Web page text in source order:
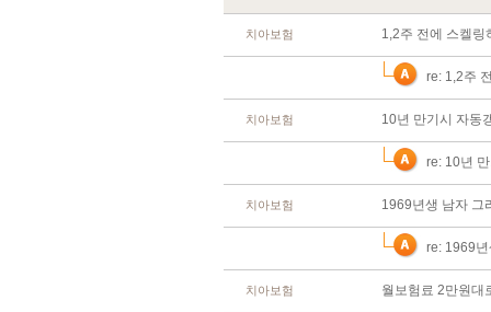
치아보험 1,2주 전에 스켈링
re: 1,2주
치아보험 10년 만기시 자동
re: 10년
치아보험 1969년생 남자 그
re: 1969
치아보험 월보험료 2만원대